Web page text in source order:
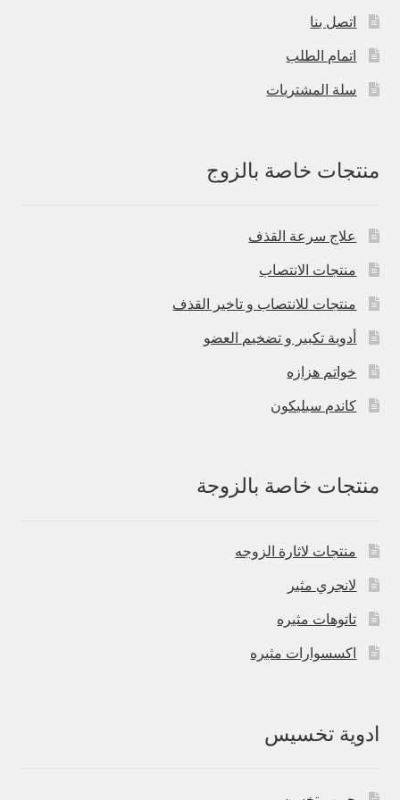
اتصل بنا
اتمام الطلب
سلة المشتريات
منتجات خاصة بالزوج
علاج سرعة القذف
منتجات الانتصاب
منتجات للانتصاب و تاخير القذف
أدوية تكبير و تضخيم العضو
خواتم هزازه
كاندم سيليكون
منتجات خاصة بالزوجة
منتجات لاثارة الزوجه
لانجري مثير
تاتوهات مثيره
اكسسوارات مثيره
ادوية تخسيس